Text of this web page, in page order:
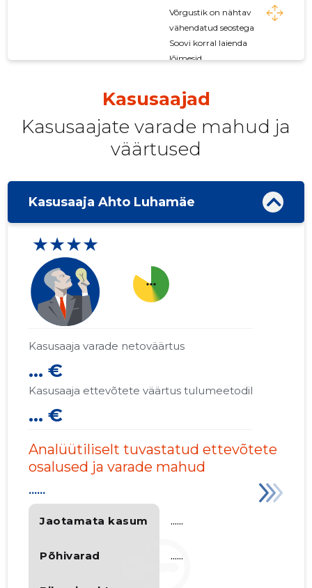
Võrgustik on nähtav
vähendatud seostega
Soovi korral laienda
lõimesid
Kasusaajad
Kasusaajate varade mahud ja
väärtused
Kasusaaja Ahto Luhamäe
★★★★
more_horiz
Kasusaaja varade netoväärtus
... €
Kasusaaja ettevõtete väärtus tulumeetodil
... €
Analüütiliselt tuvastatud ettevõtete
osalused ja varade mahud
Jaotamata kasum
Põhivarad
......
......
......